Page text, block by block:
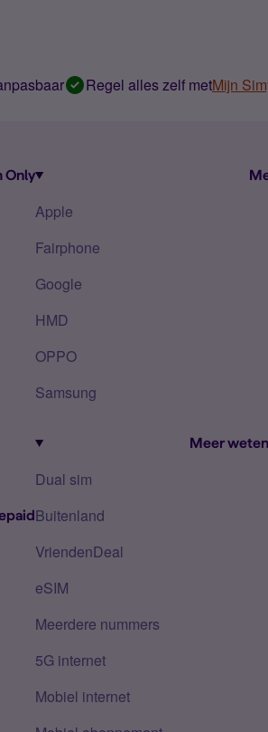
Regel alles zelf metMijn
Only
Apple
Fairphone
Google
HMD
OPPO
Samsung
Meer
Dual sim
Buitenland
VriendenDeal
eSIM
Meerdere nummers
5G internet
Mobiel internet